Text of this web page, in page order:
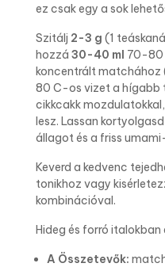
ez csak egy a sok
Szitálj 2-3 g (1
hozzá 30-40 ml 70-80
koncentrált matchához
80 C-os vizet a hígabb
cikkcakk
lesz. Lassan
állagot és a friss
Keverd a kedvenc
tonikhoz vagy
kombinációval.
Hideg és forró
A Összetevők: